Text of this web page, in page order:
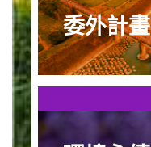
委外計畫